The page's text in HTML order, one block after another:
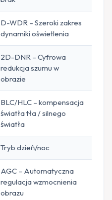
D-WDR – Szeroki zakres
dynamiki oświetlenia
2D-DNR – Cyfrowa
redukcja szumu w
obrazie
BLC/HLC – kompensacja
światła tła / silnego
światła
Tryb dzień/noc
AGC – Automatyczna
regulacja wzmocnienia
obrazu